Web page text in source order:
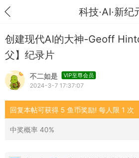
科技·AI·新纪
创建现代AI的大神-Geoff
父】纪录片
不二如是 VIP至尊会员
2024-3-7 17:37:07
回复本帖可获得 5 鱼币奖励! 每人限 1 次
中奖概率 40%